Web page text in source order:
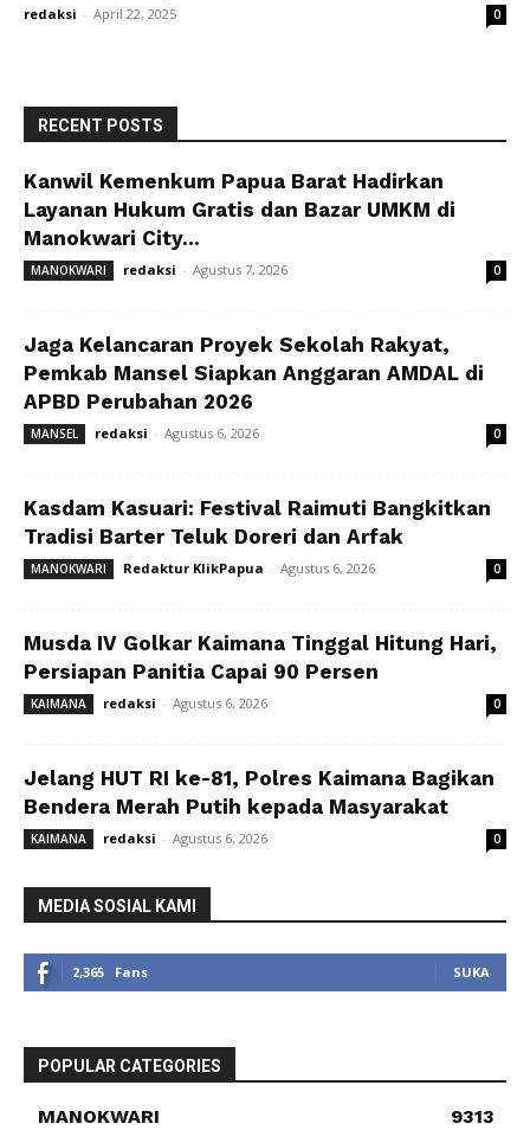
redaksi - April 22, 2025 0
RECENT POSTS
Kanwil Kemenkum Papua Barat Hadirkan
Layanan Hukum Gratis dan Bazar UMKM di
Manokwari City...
MANOKWARI redaksi - Agustus 7, 2026 0
Jaga Kelancaran Proyek Sekolah Rakyat,
Pemkab Mansel Siapkan Anggaran AMDAL di
APBD Perubahan 2026
MANSEL redaksi - Agustus 6, 2026 0
Kasdam Kasuari: Festival Raimuti Bangkitkan
Tradisi Barter Teluk Doreri dan Arfak
MANOKWARI Redaktur KlikPapua - Agustus 6, 2026 0
Musda IV Golkar Kaimana Tinggal Hitung Hari,
Persiapan Panitia Capai 90 Persen
KAIMANA redaksi - Agustus 6, 2026 0
Jelang HUT RI ke-81, Polres Kaimana Bagikan
Bendera Merah Putih kepada Masyarakat
KAIMANA redaksi - Agustus 6, 2026 0
MEDIA SOSIAL KAMI
2,365 Fans SUKA
POPULAR CATEGORIES
MANOKWARI
9313